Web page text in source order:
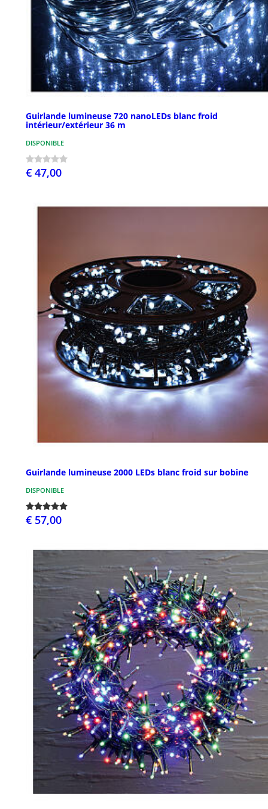
Guirlande lumineuse 720 nanoLEDs blanc froid
intérieur/extérieur 36 m
DISPONIBLE
€ 47,00
Guirlande lumineuse 2000 LEDs blanc froid sur bobine
DISPONIBLE
€ 57,00